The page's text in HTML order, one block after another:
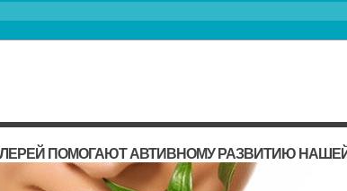
ПОМОГАЮТ АВТИВНОМУ РАЗВИТИЮ